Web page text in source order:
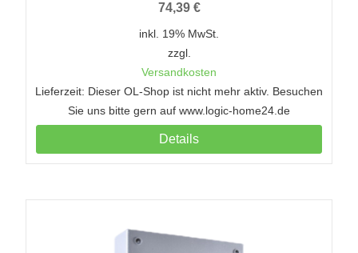
74,39 €
inkl. 19% MwSt.
zzgl.
Versandkosten
Lieferzeit: Dieser OL-Shop ist nicht mehr aktiv. Besuchen
Sie uns bitte gern auf www.logic-home24.de
Details